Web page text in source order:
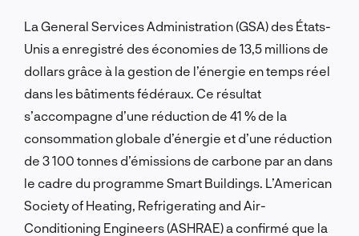
La General Services Administration (GSA) des États-
Unis a enregistré des économies de 13,5 millions de
dollars grâce à la gestion de l’énergie en temps réel
dans les bâtiments fédéraux. Ce résultat
s’accompagne d’une réduction de 41 % de la
consommation globale d’énergie et d’une réduction
de 3 100 tonnes d’émissions de carbone par an dans
le cadre du programme Smart Buildings. L’American
Society of Heating, Refrigerating and Air-
Conditioning Engineers (ASHRAE) a confirmé que la